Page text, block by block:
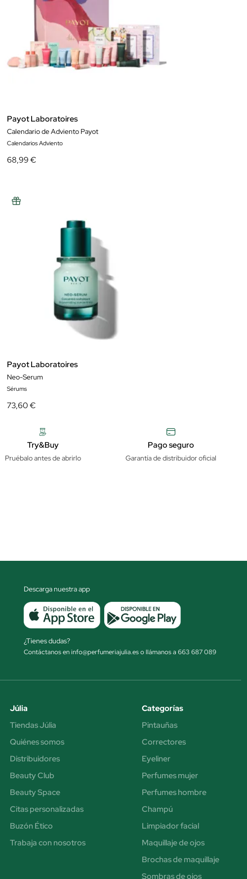
Payot Laboratoires
Calendario de Adviento Payot
Calendarios Adviento
68,99 €
Payot Laboratoires
Neo-Serum
Sérums
73,60 €
Try&Buy
Pruébalo antes de abrirlo
Pago seguro
Garantía de distribuidor oficial
Descarga nuestra app
¿Tienes dudas?
Contáctanos en info@perfumeriajulia.es o llámanos a 663 687 089
Júlia
Tiendas Júlia
Quiénes somos
Distribuidores
Beauty Club
Beauty Space
Citas personalizadas
Buzón Ético
Trabaja con nosotros
Categorías
Pintauñas
Correctores
Eyeliner
Perfumes mujer
Perfumes hombre
Champú
Limpiador facial
Maquillaje de ojos
Brochas de maquillaje
Sombras de ojos